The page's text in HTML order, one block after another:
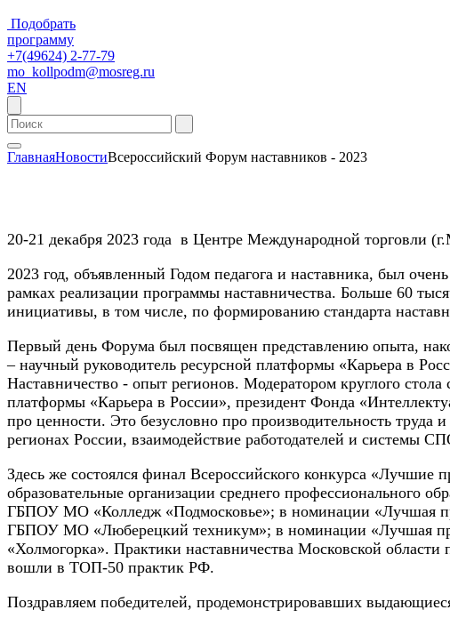
Подобрать
программу
+7(49624) 2-77-79
mo_kollpodm@mosreg.ru
EN
ГлавнаяНовостиВсероссийский Форум наставников - 2023
20-21 декабря 2023 года в Центре Международной торговли
2023 год, объявленный Годом педагога и наставника, был
рамках реализации программы наставничества. Больше 60
инициативы, в том числе, по формированию стандарта
Первый день Форума был посвящен представлению опыта,
– научный руководитель ресурсной платформы «Карьера в
Наставничество - опыт регионов. Модератором круглого
платформы «Карьера в России», президент Фонда
про ценности. Это безусловно про производительность труда
регионах России, взаимодействие работодателей и системы
Здесь же состоялся финал Всероссийского конкурса «Лучшие
образовательные организации среднего профессионального
ГБПОУ МО «Колледж «Подмосковье»; в номинации «Лучшая
ГБПОУ МО «Люберецкий техникум»; в номинации «Лучшая
«Холмогорка». Практики наставничества Московской
вошли в ТОП-50 практик РФ.
Поздравляем победителей, продемонстрировавших